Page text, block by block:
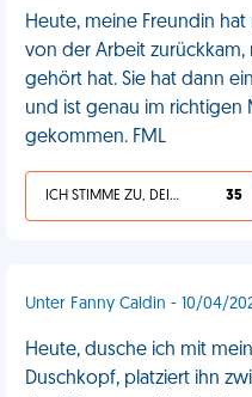
Heute, meine Freundin hat
von der Arbeit
gehört hat. Sie hat dann
und ist genau im
gekommen. FML
ICH STIMME ZU, DEIN LEBEN IST SCHEISSE 35
Unter Fanny Caldin - 10/04/
Heute, dusche ich mit
Duschkopf, platziert ihn